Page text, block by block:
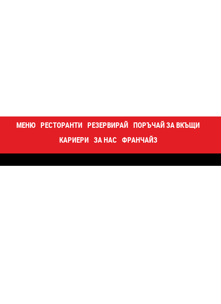
МЕНЮ РЕСТОРАНТИ РЕЗЕРВИРАЙ ПОРЪЧАЙ ЗА ВКЪЩИ
КАРИЕРИ ЗА НАС ФРАНЧАЙЗ